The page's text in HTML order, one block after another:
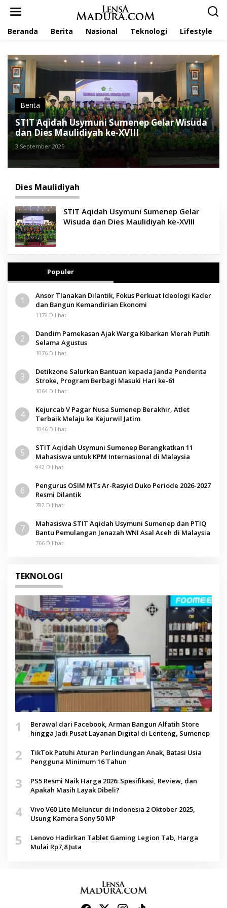
Beranda Berita Nasional Teknologi Lifestyle
Berita
STIT Aqidah Usymuni Sumenep Gelar Wisuda
dan Dies Maulidiyah ke-XVIII
3 September 2025
Dies Maulidiyah
STIT Aqidah Usymuni Sumenep Gelar
Wisuda dan Dies Maulidiyah ke-XVIII
Populer
1
Ansor Tlanakan Dilantik, Fokus Perkuat Ideologi Kader
dan Bangun Kemandirian Ekonomi
1179 Dilihat
2
Dandim Pamekasan Ajak Warga Kibarkan Merah Putih
Selama Agustus
1076 Dilihat
3
Detikzone Salurkan Bantuan kepada Janda Penderita
Stroke, Program Berbagi Masuki Hari ke-61
1064 Dilihat
4
Kejurcab V Pagar Nusa Sumenep Berakhir, Atlet
Terbaik Melaju ke Kejurwil Jatim
1046 Dilihat
5
STIT Aqidah Usymuni Sumenep Berangkatkan 11
Mahasiswa untuk KPM Internasional di Malaysia
942 Dilihat
6
Pengurus OSIM MTs Ar-Rasyid Duko Periode 2026-2027
Resmi Dilantik
782 Dilihat
7
Mahasiswa STIT Aqidah Usymuni Sumenep dan PTIQ
Bantu Pemulangan Jenazah WNI Asal Aceh di Malaysia
766 Dilihat
TEKNOLOGI
1
Berawal dari Facebook, Arman Bangun Alfatih Store
hingga Jadi Pusat Layanan Digital di Lenteng, Sumenep
2
TikTok Patuhi Aturan Perlindungan Anak, Batasi Usia
Pengguna Minimum 16 Tahun
3
PS5 Resmi Naik Harga 2026: Spesifikasi, Review, dan
Apakah Masih Layak Dibeli?
4
Vivo V60 Lite Meluncur di Indonesia 2 Oktober 2025,
Usung Kamera Sony 50 MP
5
Lenovo Hadirkan Tablet Gaming Legion Tab, Harga
Mulai Rp7,8 Juta